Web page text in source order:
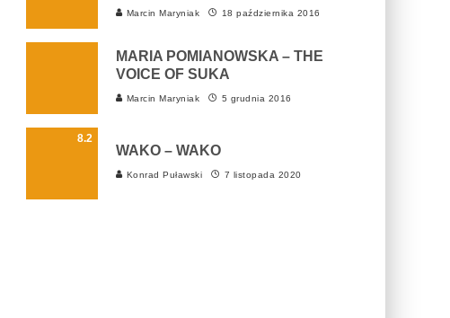
Marcin Maryniak 18 października 2016
MARIA POMIANOWSKA – THE
VOICE OF SUKA
Marcin Maryniak 5 grudnia 2016
8.2
WAKO – WAKO
Konrad Puławski 7 listopada 2020